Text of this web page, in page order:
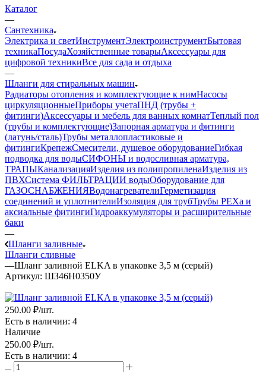
Каталог
—
Сантехника
Электрика и светИнструментЭлектроинструментБытовая
техникаПосудаХозяйственные товарыАксессуары для
цифровой техникиВсе для сада и отдыха
—
Шланги для стиральных машин
Радиаторы отопления и комплектующие к нимНасосы
циркуляционныеПриборы учетаПНД (трубы +
фитинги)Аксессуары и мебель для ванных комнатТеплый пол
(трубы и комплектующие)Запорная арматура и фитинги
(латунь/сталь)Трубы металлопластиковые и
фитингиКрепежСмесители, душевое оборудованиеГибкая
подводка для водыСИФОНЫ и водосливная арматура,
ТРАПЫКанализацияИзделия из полипропиленаИзделия из
ПВХСистема ФИЛЬТРАЦИИ водыОборудование для
ГАЗОСНАБЖЕНИЯВодонагревателиГерметизация
соединений и уплотнителиИзоляция для трубТрубы PEXa и
аксиальные фитингиГидроаккумуляторы и расширительные
баки
—
Шланги заливные
Шланги сливные
—Шланг заливной ELKA в упаковке 3,5 м (серый)
Артикул: ШЗ46Н0350У
250.00 ₽/шт.
Есть в наличии: 4
Наличие
250.00 ₽/шт.
Есть в наличии: 4